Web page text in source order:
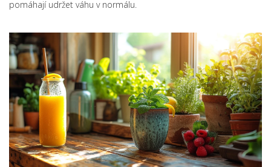
pomáhají udržet váhu v normálu.